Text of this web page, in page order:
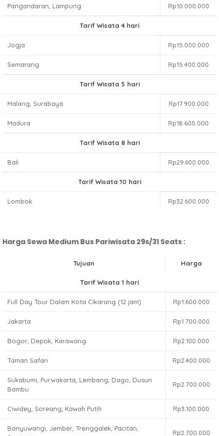
Pangandaran, Lampung Rp10.000.000
Tarif Wisata 4 hari
Jogja Rp15.000.000
Semarang Rp15.400.000
Tarif Wisata 5 hari
Malang, Surabaya Rp17.900.000
Madura Rp18.600.000
Tarif Wisata 8 hari
Bali Rp29.600.000
Tarif Wisata 10 hari
Lombok Rp32.600.000
Harga Sewa Medium Bus Pariwisata 29s/31 Seats :
Tujuan Harga
Tarif Wisata 1 hari
Full Day Tour Dalam Kota Cikarang (12 jam) Rp1.600.000
Jakarta Rp1.700.000
Bogor, Depok, Karawang Rp2.100.000
Taman Safari Rp2.400.000
Sukabumi, Purwakarta, Lembang, Dago, Dusun
Bambu
Rp2.700.000
Ciwidey, Soreang, Kawah Putih Rp3.100.000
Banyuwangi, Jember, Trenggalek, Pacitan,
Rp2.700.000